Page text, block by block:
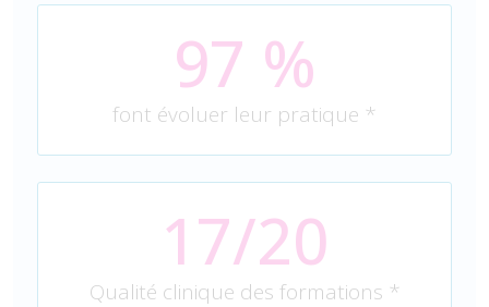
97 %
font évoluer leur pratique *
17/20
Qualité clinique des formations *